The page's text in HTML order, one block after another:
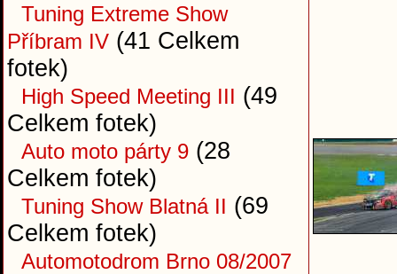
Tuning Extreme Show
Příbram IV (41 Celkem
fotek)
High Speed Meeting III (49
Celkem fotek)
Auto moto párty 9 (28
Celkem fotek)
Tuning Show Blatná II (69
Celkem fotek)
Automotodrom Brno 08/2007